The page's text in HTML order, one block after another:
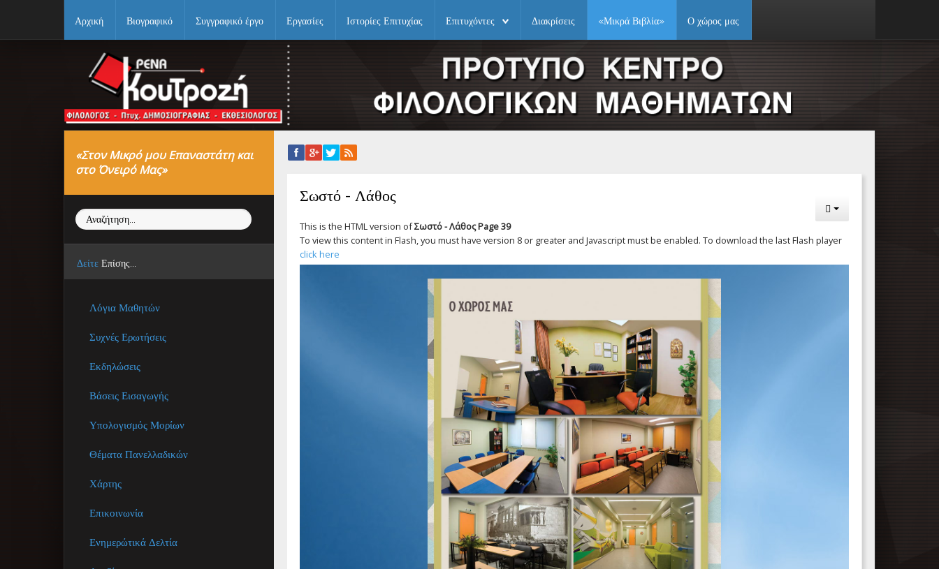
Συγγραφικό έργο
«Μικρά Βιβλία»
Αρχική Βιογραφικό Συγγραφικό έργο Εργασίες Ιστορίες Επιτυχίας Επιτυχόντες Διακρίσεις «Μικρά Βιβλία» Ο χώρος μας
Σωστό - Λάθος
This is the HTML version ofΣωστό - Λάθος Page 39
To view this content in Flash, you must have version 8 or greater and Javascript must be enabled. To download the last Flash player
click here
«Στον Μικρό μου Επαναστάτη και
στο Όνειρό Μας»
Αναζήτηση...
Δείτε Επίσης...
Λόγια Μαθητών
Συχνές Ερωτήσεις
Εκδηλώσεις
Βάσεις Εισαγωγής
Υπολογισμός Μορίων
Θέματα Πανελλαδικών
Χάρτης
Επικοινωνία
Ενημερώτικά Δελτία